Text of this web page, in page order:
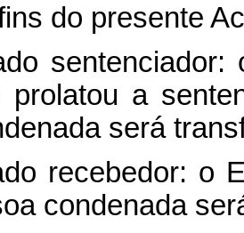
do presente
sentenciador:
a
será
recebedor: o
condenada